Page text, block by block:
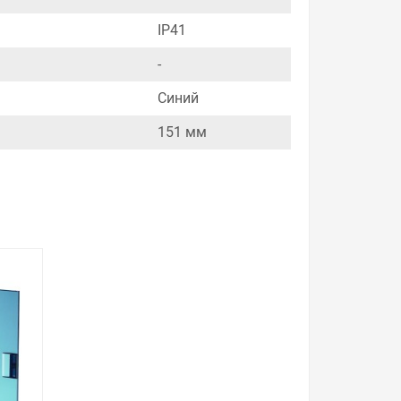
IP41
-
Синий
151 мм